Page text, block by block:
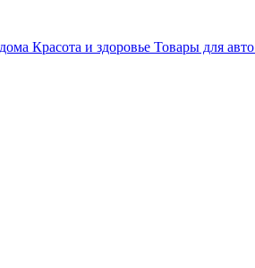
Красота и здоровье Товары для авто